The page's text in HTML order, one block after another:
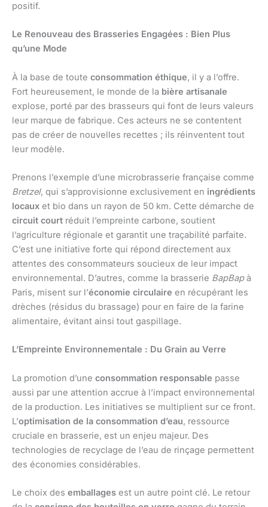
positif.
Le Renouveau des Brasseries Engagées : Bien Plus
qu’une Mode
À la base de toute consommation éthique, il y a l’offre.
Fort heureusement, le monde de la bière artisanale
explose, porté par des brasseurs qui font de leurs valeurs
leur marque de fabrique. Ces acteurs ne se contentent
pas de créer de nouvelles recettes ; ils réinventent tout
leur modèle.
Prenons l’exemple d’une microbrasserie française comme
Bretzel, qui s’approvisionne exclusivement en ingrédients
locaux et bio dans un rayon de 50 km. Cette démarche de
circuit court réduit l’empreinte carbone, soutient
l’agriculture régionale et garantit une traçabilité parfaite.
C’est une initiative forte qui répond directement aux
attentes des consommateurs soucieux de leur impact
environnemental. D’autres, comme la brasserie BapBapà
Paris, misent sur l’économie circulaire en récupérant les
drèches (résidus du brassage) pour en faire de la farine
alimentaire, évitant ainsi tout gaspillage.
L’Empreinte Environnementale : Du Grain au Verre
La promotion d’une consommation responsable passe
aussi par une attention accrue à l’impact environnemental
de la production. Les initiatives se multiplient sur ce front.
L’optimisation de la consommation d’eau, ressource
cruciale en brasserie, est un enjeu majeur. Des
technologies de recyclage de l’eau de rinçage permettent
des économies considérables.
Le choix des emballages est un autre point clé. Le retour